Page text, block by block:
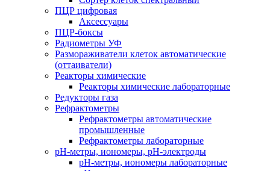
ПЦР цифровая
Аксессуары
ПЦР-боксы
Радиометры УФ
Размораживатели клеток автоматические
(оттаиватели)
Реакторы химические
Реакторы химические лабораторные
Редукторы газа
Рефрактометры
Рефрактометры автоматические
промышленные
Рефрактометры лабораторные
рН-метры, иономеры, рН-электроды
рН-метры, иономеры лабораторные